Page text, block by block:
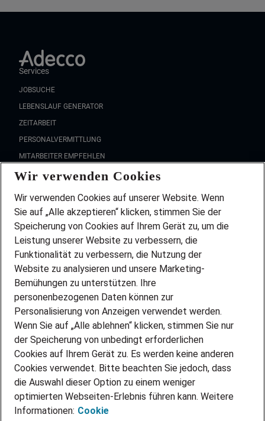
Services
JOBSUCHE
LEBENSLAUF GENERATOR
ZEITARBEIT
PERSONALVERMITTLUNG
MITARBEITER EMPFEHLEN
FAQ
Wir stellen ein!
DEINE BERUFSGRUPPE
DEINE LEBENSSITUATION
PARTNERSHIP WITH AIRBUS
INITIATIV BEWERBEN
ÜBER UNS
STANDORTE
BLOG
PRESSE
KONTAKT
@Adecco 2026
Wir verwenden Cookies
Wir verwenden Cookies auf unserer Website. Wenn
Sie auf „Alle akzeptieren“ klicken, stimmen Sie der
Speicherung von Cookies auf Ihrem Gerät zu, um die
Leistung unserer Website zu verbessern, die
Funktionalität zu verbessern, die Nutzung der
Website zu analysieren und unsere Marketing-
Bemühungen zu unterstützen. Ihre
personenbezogenen Daten können zur
Personalisierung von Anzeigen verwendet werden.
Wenn Sie auf „Alle ablehnen“ klicken, stimmen Sie nur
der Speicherung von unbedingt erforderlichen
Cookies auf Ihrem Gerät zu. Es werden keine anderen
Cookies verwendet. Bitte beachten Sie jedoch, dass
die Auswahl dieser Option zu einem weniger
optimierten Webseiten-Erlebnis führen kann. Weitere
Informationen: Cookie